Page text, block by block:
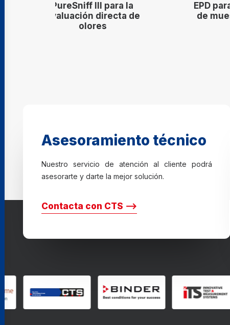
EPD para la pre-dilución
de muestras de olores
Asesoramiento técnico
Nuestro servicio de atención al cliente podrá
asesorarte y darte la mejor solución.
Contacta con CTS ⟶